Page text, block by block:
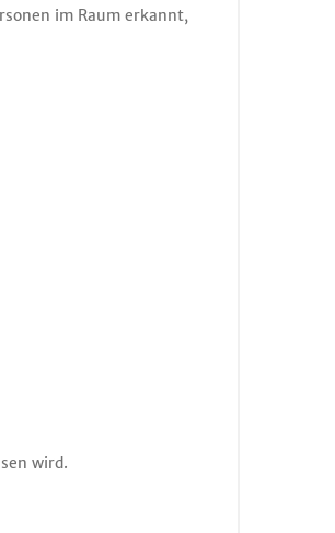
im Raum erkannt,
wird.